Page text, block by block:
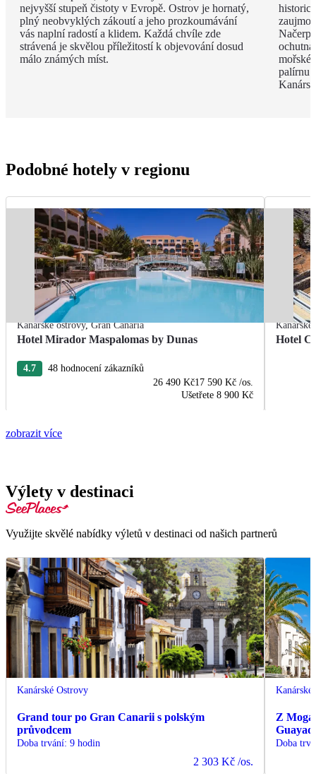
nejvyšší stupeň čistoty v Evropě. Ostrov je hornatý,
plný neobvyklých zákoutí a jeho prozkoumávání
vás naplní radostí a klidem. Každá chvíle zde
strávená je skvělou příležitostí k objevování dosud
málo známých míst.
mořské
palírnu
Podobné hotely v regionu
Kanárské ostrovy,Gran Canaria
Hotel Mirador Maspalomas by Dunas
4.7
48 hodnocení zákazníků
26 490 Kč17 590 Kč /os.
Ušetřete 8 900 Kč
Kanárské
Hotel
zobrazit více
Výlety v destinaci
Využijte skvělé nabídky výletů v destinaci od našich partnerů
Kanárské Ostrovy
Grand tour po Gran Canarii s polským
průvodcem
Doba trvání: 9 hodin
2 303 Kč /os.
Z
Doba